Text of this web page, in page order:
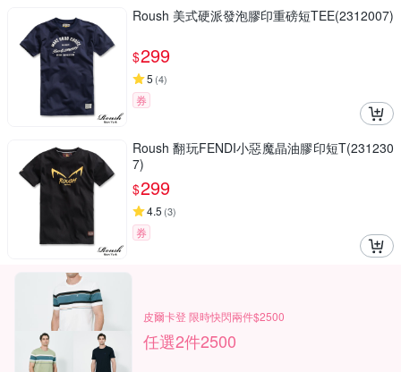
Roush 美式硬派發泡膠印重磅短TEE(2312007)
$299
5 (4)
券
Roush 翻玩FENDI小惡魔晶油膠印短T(231230
7)
$299
4.5 (3)
券
皮爾卡登 限時快閃兩件$2500
任選2件2500